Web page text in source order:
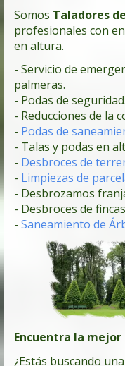
Somos Taladores
profesionales con
en altura.
- Servicio de
palmeras.
- Podas de seguridad.
- Reducciones de la
- Podas de
- Talas y podas en
- Desbroces de
- Limpiezas de
- Desbrozamos
- Desbroces de
- Saneamiento de
Encuentra la
¿Estás buscando